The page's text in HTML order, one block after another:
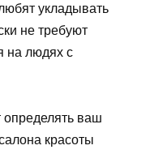
укладывать
не требуют
на людях с
определять ваш
красоты